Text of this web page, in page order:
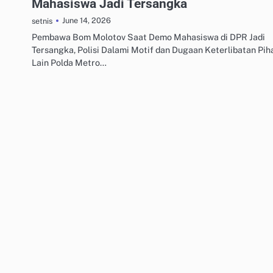
Mahasiswa Jadi Tersangka
setnis June 14, 2026
Pembawa Bom Molotov Saat Demo Mahasiswa di DPR Jadi
Tersangka, Polisi Dalami Motif dan Dugaan Keterlibatan
Lain Polda Metro…